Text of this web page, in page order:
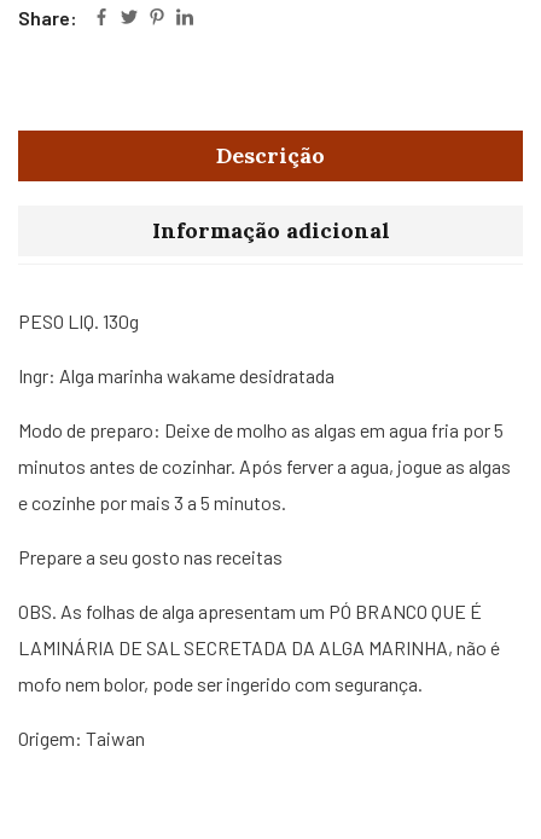
Share:
Descrição
Informação adicional
PESO LIQ. 130g
Ingr: Alga marinha wakame desidratada
Modo de preparo: Deixe de molho as algas em agua fria por 5
minutos antes de cozinhar. Após ferver a agua, jogue as algas
e cozinhe por mais 3 a 5 minutos.
Prepare a seu gosto nas receitas
OBS. As folhas de alga apresentam um PÓ BRANCO QUE É
LAMINÁRIA DE SAL SECRETADA DA ALGA MARINHA, não é
mofo nem bolor, pode ser ingerido com segurança.
Origem: Taiwan